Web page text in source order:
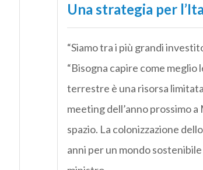
Una strategia per
“Siamo tra i più grandi
“Bisogna capire come meglio
terrestre è una risorsa
meeting dell’anno prossimo
spazio. La colonizzazione
anni per un mondo